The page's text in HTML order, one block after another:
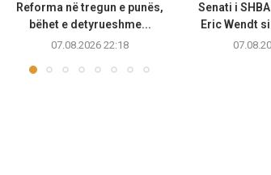
Reforma në tregun e punës,
bëhet e detyrueshme...
07.08.2026 22:18
Senati i
Eric Wendt